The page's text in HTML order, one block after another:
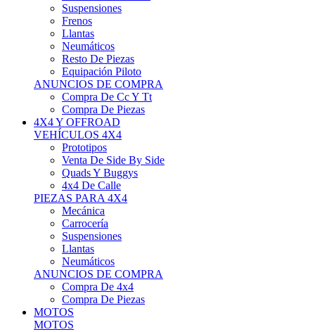
Frenos
Llantas
Neumáticos
Resto De Piezas
Equipación Piloto
ANUNCIOS DE COMPRA
Compra De Cc Y Tt
Compra De Piezas
4X4 Y OFFROAD
VEHÍCULOS 4X4
Prototipos
Venta De Side By Side
Quads Y Buggys
4x4 De Calle
PIEZAS PARA 4X4
Mecánica
Carrocería
Suspensiones
Llantas
Neumáticos
ANUNCIOS DE COMPRA
Compra De 4x4
Compra De Piezas
MOTOS
MOTOS
Motos De Circuito